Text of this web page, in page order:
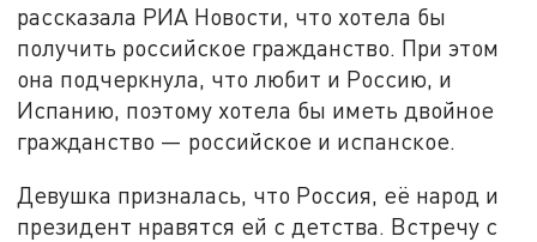
рассказала РИА Новости, что хотела бы
получить российское гражданство. При этом
она подчеркнула, что любит и Россию, и
Испанию, поэтому хотела бы иметь двойное
гражданство — российское и испанское.
Девушка призналась, что Россия, её народ и
президент нравятся ей с детства. Встречу с